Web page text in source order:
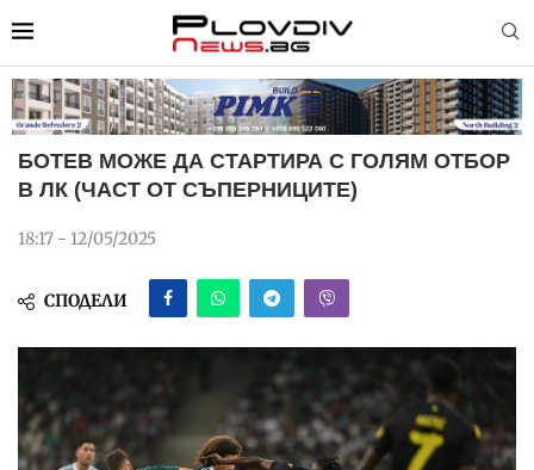
БОТЕВ МОЖЕ ДА СТАРТИРА С ГОЛЯМ ОТБОР
В ЛК (ЧАСТ ОТ СЪПЕРНИЦИТЕ)
18:17 - 12/05/2025
СПОДЕЛИ